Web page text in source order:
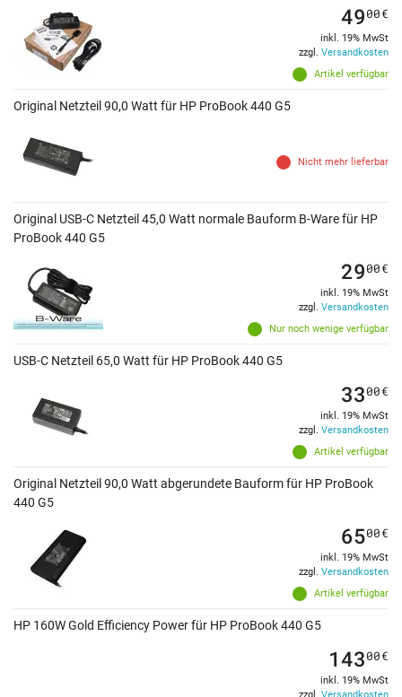
Artikel verfügbar
4900€
inkl. 19% MwSt
zzgl. Versandkosten
Original Netzteil 90,0 Watt für HP ProBook 440 G5
Nicht mehr lieferbar
Original USB-C Netzteil 45,0 Watt normale Bauform B-Ware für HP
ProBook 440 G5
Nur noch wenige verfügbar
2900€
inkl. 19% MwSt
zzgl. Versandkosten
USB-C Netzteil 65,0 Watt für HP ProBook 440 G5
Artikel verfügbar
3300€
inkl. 19% MwSt
zzgl. Versandkosten
Original Netzteil 90,0 Watt abgerundete Bauform für HP ProBook
440 G5
Artikel verfügbar
6500€
inkl. 19% MwSt
zzgl. Versandkosten
HP 160W Gold Efficiency Power für HP ProBook 440 G5
14300€
inkl. 19% MwSt